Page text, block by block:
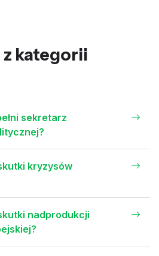
z kategorii
sekretarz
kryzysów
nadprodukcji